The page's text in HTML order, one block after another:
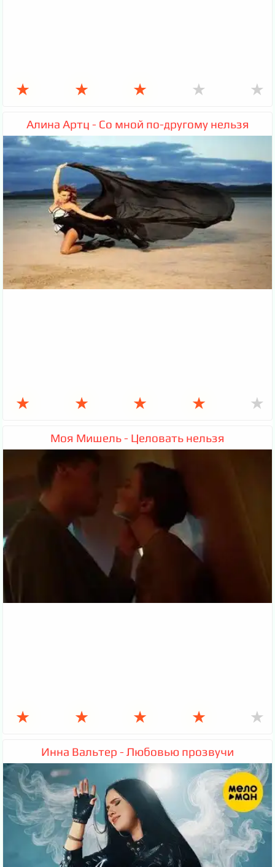
★ ★ ★ ★ ★
Алина Артц - Со мной по-другому нельзя
★ ★ ★ ★ ★
Моя Мишель - Целовать нельзя
★ ★ ★ ★ ★
Инна Вальтер - Любовью прозвучи